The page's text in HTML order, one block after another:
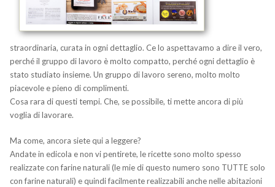
straordinaria, curata in ogni dettaglio. Ce lo aspettavamo a dire il vero,
perché il gruppo di lavoro è molto compatto, perché ogni dettaglio è
stato studiato insieme. Un gruppo di lavoro sereno, molto molto
piacevole e pieno di complimenti.
Cosa rara di questi tempi. Che, se possibile, ti mette ancora di più
voglia di lavorare.
Ma come, ancora siete qui a leggere?
Andate in edicola e non vi pentirete, le ricette sono molto spesso
realizzate con farine naturali (le mie di questo numero sono TUTTE solo
con farine naturali) e quindi facilmente realizzabili anche nelle abitazioni